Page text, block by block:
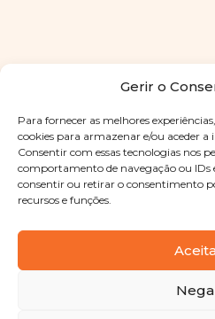
Gerir o
Para fornecer as melhores
cookies para armazenar e/ou aceder a
Consentir com essas tecnologias nos
comportamento de navegação ou IDs
consentir ou retirar o consentimento
recursos e funções.
Copyright © 2025 Sabores
reservadosPolítica de
Designed byShift Your